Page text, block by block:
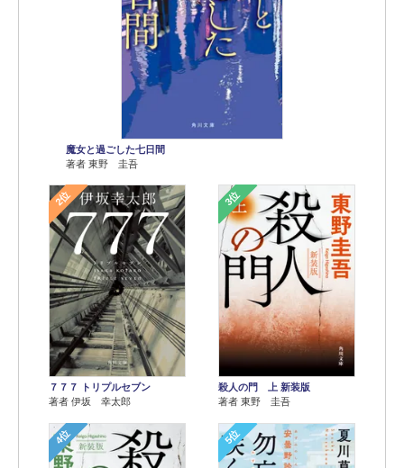
魔女と過ごした七日間
著者 東野 圭吾
2位
７７７ トリプルセブン
著者 伊坂 幸太郎
3位
殺人の門 上 新装版
著者 東野 圭吾
4位 5位